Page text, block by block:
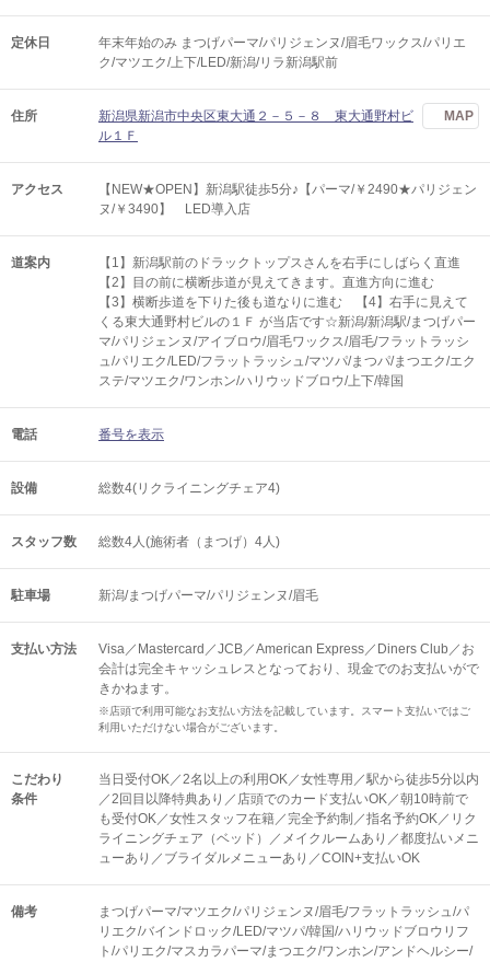
定休日
年末年始のみ まつげパーマ/パリジェンヌ/眉毛ワックス/パリエ
ク/マツエク/上下/LED/新潟/リラ新潟駅前
住所
新潟県新潟市中央区東大通２－５－８ 東大通野村ビ
ル１Ｆ
MAP
アクセス
【NEW★OPEN】新潟駅徒歩5分♪【パーマ/￥2490★パリジェン
ヌ/￥3490】 LED導入店
道案内
【1】新潟駅前のドラックトップスさんを右手にしばらく直進
【2】目の前に横断歩道が見えてきます。直進方向に進む
【3】横断歩道を下りた後も道なりに進む 【4】右手に見えて
くる東大通野村ビルの１Ｆ が当店です☆新潟/新潟駅/まつげパー
マ/パリジェンヌ/アイブロウ/眉毛ワックス/眉毛/フラットラッシ
ュ/パリエク/LED/フラットラッシュ/マツパ/まつパ/まつエク/エク
ステ/マツエク/ワンホン/ハリウッドブロウ/上下/韓国
電話 番号を表示
設備 総数4(リクライニングチェア4)
スタッフ数 総数4人(施術者（まつげ）4人)
駐車場 新潟/まつげパーマ/パリジェンヌ/眉毛
支払い方法
Visa／Mastercard／JCB／American Express／Diners Club／お
会計は完全キャッシュレスとなっており、現金でのお支払いがで
きかねます。
※店頭で利用可能なお支払い方法を記載しています。スマート支払いではご
利用いただけない場合がございます。
こだわり
条件
当日受付OK／2名以上の利用OK／女性専用／駅から徒歩5分以内
／2回目以降特典あり／店頭でのカード支払いOK／朝10時前で
も受付OK／女性スタッフ在籍／完全予約制／指名予約OK／リク
ライニングチェア（ベッド）／メイクルームあり／都度払いメニ
ューあり／ブライダルメニューあり／COIN+支払いOK
備考
まつげパーマ/マツエク/パリジェンヌ/眉毛/フラットラッシュ/パ
リエク/バインドロック/LED/マツパ/韓国/ハリウッドブロウリフ
ト/パリエク/マスカラパーマ/まつエク/ワンホン/アンドヘルシー/